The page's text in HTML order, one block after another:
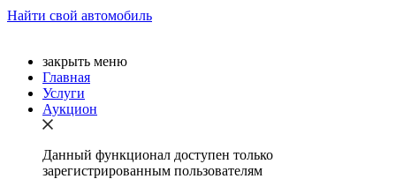
Найти свой автомобиль
закрыть меню
Главная
Услуги
Аукцион
Данный функционал доступен только
зарегистрированным пользователям